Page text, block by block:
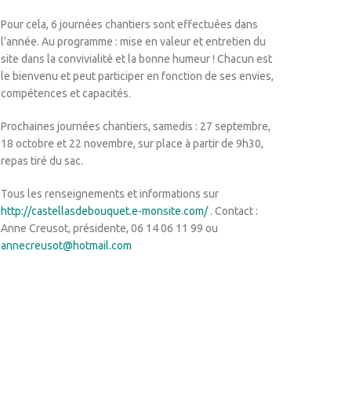
Pour cela, 6 journées chantiers sont effectuées dans
l’année. Au programme : mise en valeur et entretien du
site dans la convivialité et la bonne humeur ! Chacun est
le bienvenu et peut participer en fonction de ses envies,
compétences et capacités.
Prochaines journées chantiers, samedis : 27 septembre,
18 octobre et 22 novembre, sur place à partir de 9h30,
repas tiré du sac.
Tous les renseignements et informations sur
http://castellasdebouquet.e-monsite.com/. Contact :
Anne Creusot, présidente, 06 14 06 11 99 ou
annecreusot@hotmail.com